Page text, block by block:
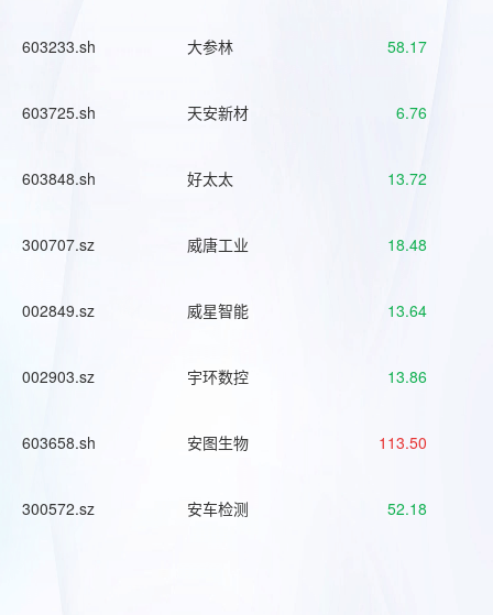
603233.sh 大参林 58.17
603725.sh 天安新材 6.76
603848.sh 好太太 13.72
300707.sz 威唐工业 18.48
002849.sz 威星智能 13.64
002903.sz 宇环数控 13.86
603658.sh 安图生物 113.50
300572.sz 安车检测 52.18